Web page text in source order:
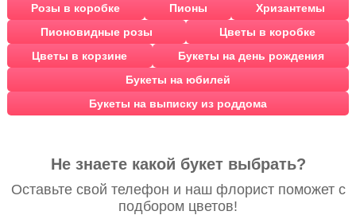
Розы в коробке
Пионы
Хризантемы
Пионовидные розы
Цветы в коробке
Цветы в корзине
Букеты на день рождения
Букеты на юбилей
Букеты на выписку из роддома
Не знаете какой букет выбрать?
Оставьте свой телефон и наш флорист поможет с
подбором цветов!